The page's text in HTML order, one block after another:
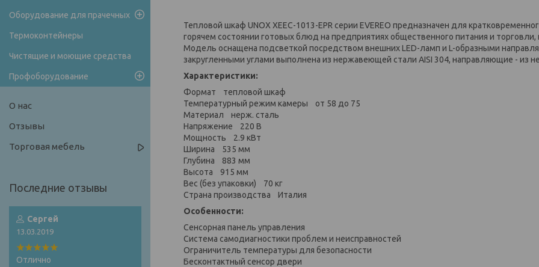
Тепловой шкаф UNOX XEEC-1013-EPR серии EVEREO предназначен для
горячем состоянии готовых блюд на предприятиях общественного питания и торговли,
Модель оснащена подсветкой посредством внешних LED-ламп и L-образными
закругленными углами выполнена из нержавеющей стали AISI 304, направляющие - из
Характеристики:
Формат тепловой шкаф
Температурный режим камеры от 58 до 75
Материал нерж. сталь
Напряжение 220 В
Мощность 2.9 кВт
Ширина 535 мм
Глубина 883 мм
Высота 915 мм
Вес (без упаковки) 70 кг
Страна производства Италия
Особенности:
Сенсорная панель управления
Система самодиагностики проблем и неисправностей
Ограничитель температуры для безопасности
Бесконтактный сенсор двери
Оборудование для прачечных
Термоконтейнеры
Чистящие и моющие средства
Профоборудование
О нас
Отзывы
Торговая мебель
Сергей
13.03.2019
Отлично